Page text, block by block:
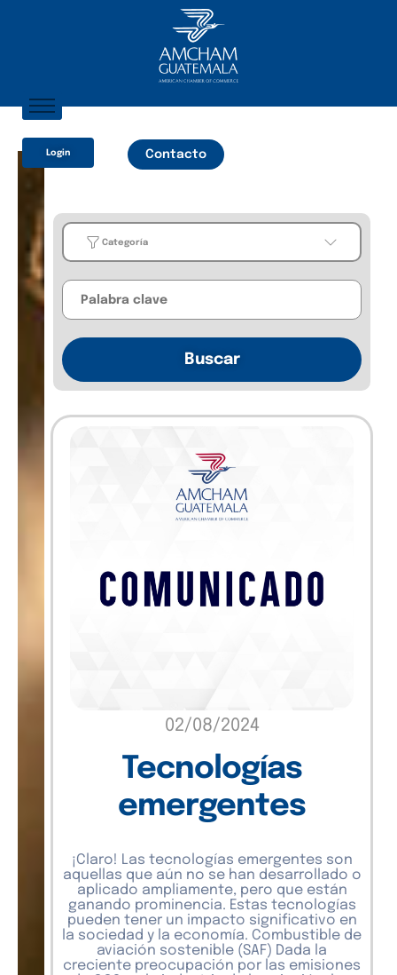
Sobre Nosotros
Socios
¿Qué Ofrecemos?
Comunicación
Login Contacto
Categoría
Uncategorized
Buscar
02/08/2024
Tecnologías
emergentes
¡Claro! Las tecnologías emergentes son
aquellas que aún no se han desarrollado o
aplicado ampliamente, pero que están
ganando prominencia. Estas tecnologías
pueden tener un impacto significativo en
la sociedad y la economía. Combustible de
aviación sostenible (SAF) Dada la
creciente preocupación por las emisiones